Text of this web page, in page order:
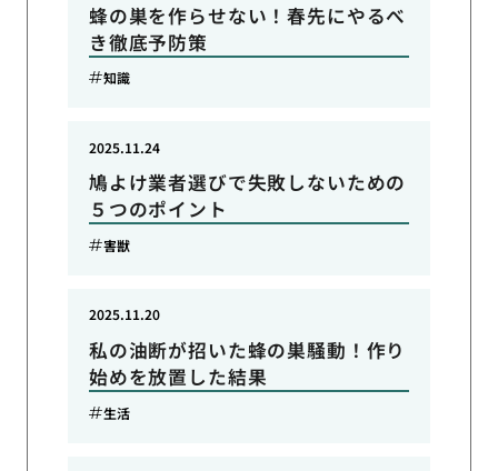
蜂の巣を作らせない！春先にやるべ
き徹底予防策
知識
鳩よけ業者選びで失敗しないための
５つのポイント
2025.11.24
害獣
私の油断が招いた蜂の巣騒動！作り
始めを放置した結果
2025.11.20
生活